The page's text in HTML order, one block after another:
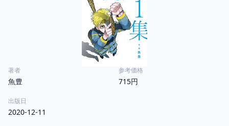
著者
魚豊
参考価格
715円
出版日
2020-12-11